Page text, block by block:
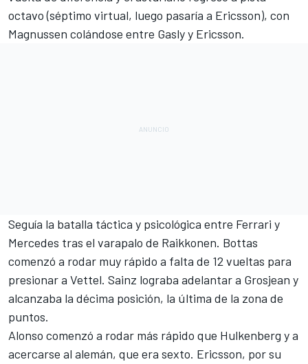
octavo (séptimo virtual, luego pasaría a Ericsson), con
Magnussen colándose entre Gasly y Ericsson.
Seguía la batalla táctica y psicológica entre Ferrari y
Mercedes tras el varapalo de Raikkonen. Bottas
comenzó a rodar muy rápido a falta de 12 vueltas para
presionar a Vettel. Sainz lograba adelantar a Grosjean y
alcanzaba la décima posición, la última de la zona de
puntos.
Alonso comenzó a rodar más rápido que Hulkenberg y a
acercarse al alemán, que era sexto. Ericsson, por su